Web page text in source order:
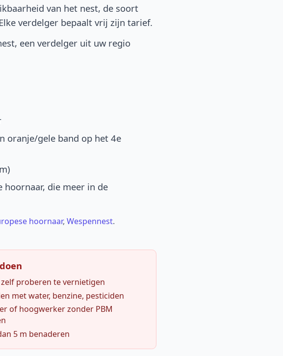
van het nest, de soort
verdelger bepaalt vrij zijn tarief.
een verdelger uit uw regio
oranje/gele band op het 4e
hoornaar, die meer in de
hoornaar, Wespennest.
proberen te vernietigen
met water, benzine, pesticiden
of hoogwerker zonder PBM
5 m benaderen